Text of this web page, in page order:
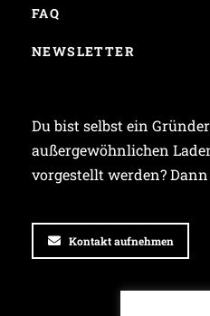
FAQ
NEWSLETTER
Du bist selbst ein
außergewöhnlichen
vorgestellt werden?
Kontakt aufnehmen